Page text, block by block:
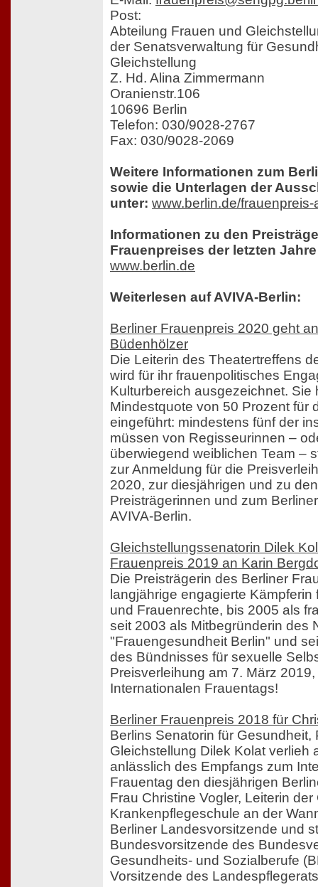
Post:
Abteilung Frauen und
der Senatsverwaltung für
Gleichstellung
Z. Hd. Alina Zimmermann
Oranienstr.106
10696 Berlin
Telefon: 030/9028-2767
Fax: 030/9028-2069
Weitere Informationen zum
sowie die Unterlagen der
unter: www.berlin.de/
Informationen zu den
Frauenpreises der letzten
www.berlin.de
Weiterlesen auf AVIVA-Berlin:
Berliner Frauenpreis 2020 geht
Büdenhölzer
Die Leiterin des Theatertreffens
wird für ihr frauenpolitisches
Kulturbereich ausgezeichnet. Sie
Mindestquote von 50 Prozent für
eingeführt: mindestens fünf der
müssen von Regisseurinnen –
überwiegend weiblichen Team –
zur Anmeldung für die
2020, zur diesjährigen und zu
Preisträgerinnen und zum
AVIVA-Berlin.
Gleichstellungssenatorin Dilek
Frauenpreis 2019 an Karin
Die Preisträgerin des Berliner
langjährige engagierte
und Frauenrechte, bis 2005 als
seit 2003 als Mitbegründerin des
"Frauengesundheit Berlin" und
des Bündnisses für sexuelle
Preisverleihung am 7. März
Internationalen Frauentags!
Berliner Frauenpreis 2018 für
Berlins Senatorin für Gesundheit,
Gleichstellung Dilek Kolat verlieh
anlässlich des Empfangs zum
Frauentag den diesjährigen
Frau Christine Vogler, Leiterin
Krankenpflegeschule an der
Berliner Landesvorsitzende und
Bundesvorsitzende des
Gesundheits- und Sozialberufe
Vorsitzende des